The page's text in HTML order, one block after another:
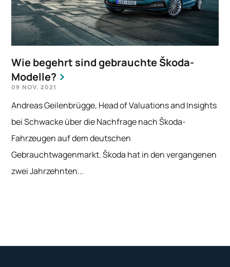
Wie begehrt sind gebrauchte Škoda-
Modelle?
09 NOV. 2021
Andreas Geilenbrügge, Head of Valuations and Insights
bei Schwacke über die Nachfrage nach Škoda-
Fahrzeugen auf dem deutschen
Gebrauchtwagenmarkt. Škoda hat in den vergangenen
zwei Jahrzehnten...